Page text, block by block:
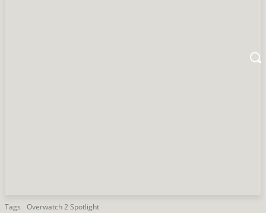
Tags Overwatch 2 Spotlight